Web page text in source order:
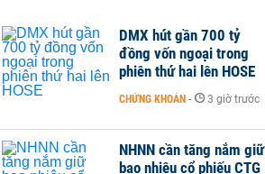
DMX hút gần 700 tỷ
đồng vốn ngoại trong
phiên thứ hai lên HOSE
CHỨNG KHOÁN - 3 giờ trước
NHNN cần tăng nắm giữ
bao nhiêu cổ phiếu CTG